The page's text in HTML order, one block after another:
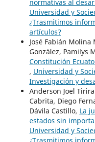
normativas al
Universidad y
¿Trasmitimos
artículos?
José Fabián Molina
González, Pamilys
Constitución
, Universidad y
Investigación y
Anderson Joel
Cabrita, Diego
Dávila Castillo, La
estados sin
Universidad y